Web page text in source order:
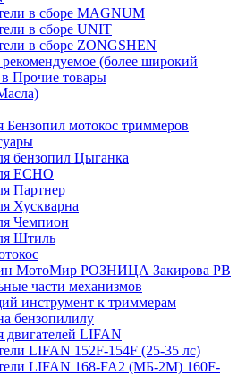
в сборе MAGNUM
в сборе UNIT
в сборе ZONGSHEN
(более широкий
Прочие товары
Бензопил мотокос триммеров
бензопил Цыганка
ЕСНО
Партнер
Хускварна
Чемпион
Штиль
МотоМир РОЗНИЦА Закирова РВ
части механизмов
инструмент к триммерам
бензопилилу
двигателей LIFAN
LIFAN 152F-154F (25-35 лс)
LIFAN 168-FA2 (МБ-2М) 160F-